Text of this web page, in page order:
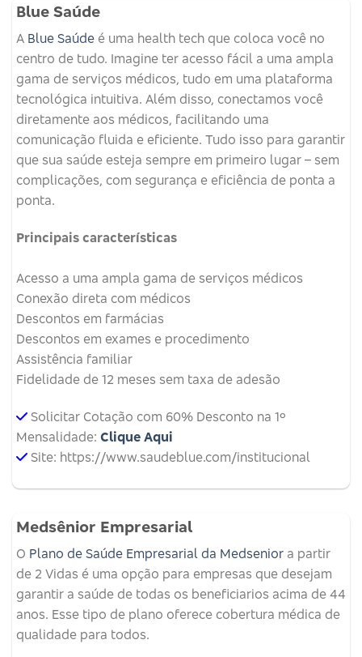
Blue Saúde
A Blue Saúde é uma health tech que coloca você no
centro de tudo. Imagine ter acesso fácil a uma ampla
gama de serviços médicos, tudo em uma plataforma
tecnológica intuitiva. Além disso, conectamos você
diretamente aos médicos, facilitando uma
comunicação fluida e eficiente. Tudo isso para garantir
que sua saúde esteja sempre em primeiro lugar – sem
complicações, com segurança e eficiência de ponta a
ponta.
Principais características
Acesso a uma ampla gama de serviços médicos
Conexão direta com médicos
Descontos em farmácias
Descontos em exames e procedimento
Assistência familiar
Fidelidade de 12 meses sem taxa de adesão
Solicitar Cotação com 60% Desconto na 1º
Mensalidade: Clique Aqui
Site: https://www.saudeblue.com/institucional
Medsênior Empresarial
O Plano de Saúde Empresarial da Medsenior a partir
de 2 Vidas é uma opção para empresas que desejam
garantir a saúde de todas os beneficiarios acima de 44
anos. Esse tipo de plano oferece cobertura médica de
qualidade para todos.